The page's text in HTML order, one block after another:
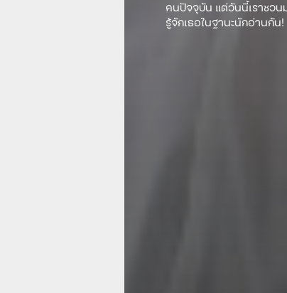
คนปัจจุบัน แต่วันนี้เราชวน
รู้จักเธอในฐานะนักอ่านกัน!